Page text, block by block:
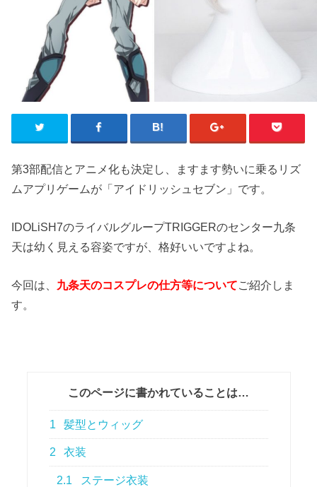
第3部配信とアニメ化も決定し、ますます勢いに乗るリズ
ムアプリゲームが「アイドリッシュセブン」です。
IDOLiSH7のライバルグループTRIGGERのセンター九条
天は幼く見える容姿ですが、格好いいですよね。
今回は、 九条天のコスプレの仕方等についてご紹介しま
す。
このページに書かれていることは…
1 髪型とウィッグ
2 衣装
2.1 ステージ衣装